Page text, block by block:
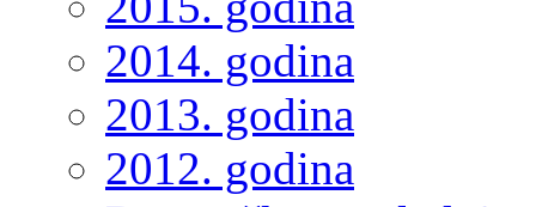
2014. godina
2013. godina
2012. godina